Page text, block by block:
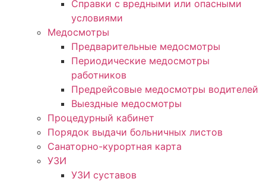
Справки с вредными или опасными
условиями
Медосмотры
Предварительные медосмотры
Периодические медосмотры
работников
Предрейсовые медосмотры водителей
Выездные медосмотры
Процедурный кабинет
Порядок выдачи больничных листов
Санаторно-курортная карта
УЗИ
УЗИ суставов